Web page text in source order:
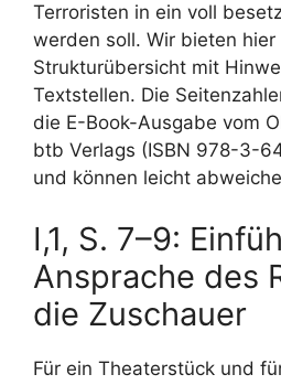
Terroristen in ein voll
werden soll. Wir bieten
Strukturübersicht mit
Textstellen. Die
die E-Book-Ausgabe vom
btb Verlags (ISBN 978-3-
und können leicht
I,1, S. 7–9:
Ansprache des
die Zuschauer
Für ein Theaterstück und